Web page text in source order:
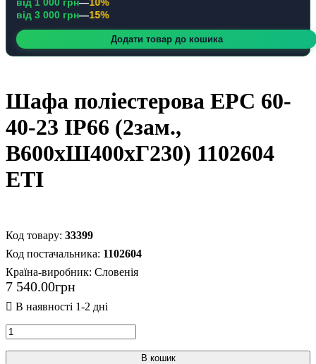
від 3 000 грн—15%
Додати товар до кошика
Шафа поліестерова EPC 60-
40-23 IP66 (2зам.,
В600xШ400xГ230) 1102604
ETI
33399
1102604
Країна-виробник: Словенія
7 540.00грн
В кошик